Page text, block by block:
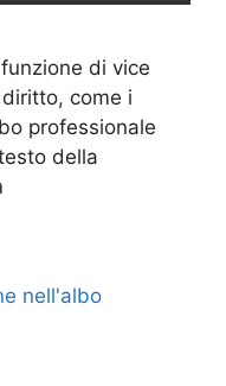
di vice
come i
professionale
della
nell'albo